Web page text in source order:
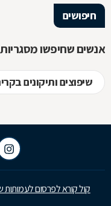
חיפושים
אנשים שחיפשו
שיפוצים ותיקונים
קול קורא לפרסום לעמותות